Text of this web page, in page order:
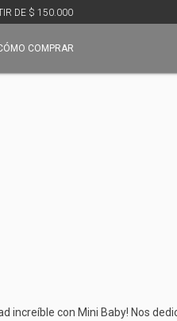
DE $ 150.000
COMPRAR
increíble con Mini Baby! Nos